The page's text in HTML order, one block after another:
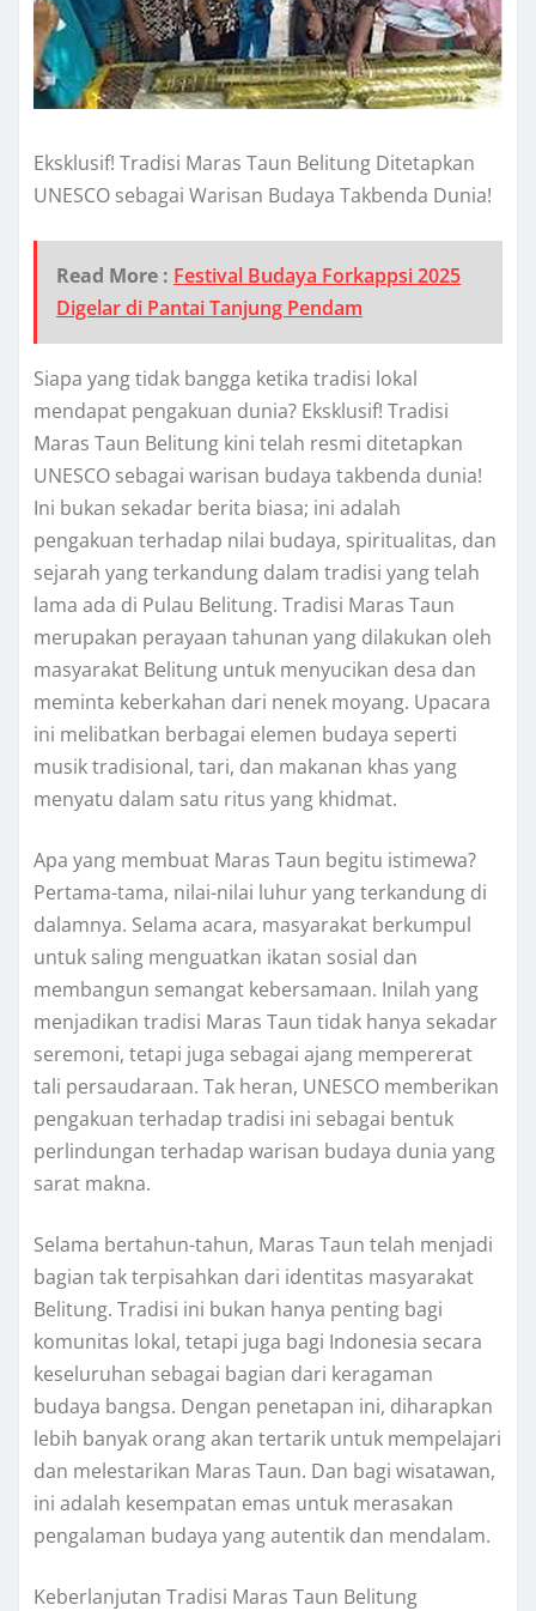
Eksklusif! Tradisi Maras Taun Belitung Ditetapkan
UNESCO sebagai Warisan Budaya Takbenda Dunia!
Read More : Festival Budaya Forkappsi 2025
Digelar di Pantai Tanjung Pendam
Siapa yang tidak bangga ketika tradisi lokal
mendapat pengakuan dunia? Eksklusif! Tradisi
Maras Taun Belitung kini telah resmi ditetapkan
UNESCO sebagai warisan budaya takbenda dunia!
Ini bukan sekadar berita biasa; ini adalah
pengakuan terhadap nilai budaya, spiritualitas, dan
sejarah yang terkandung dalam tradisi yang telah
lama ada di Pulau Belitung. Tradisi Maras Taun
merupakan perayaan tahunan yang dilakukan oleh
masyarakat Belitung untuk menyucikan desa dan
meminta keberkahan dari nenek moyang. Upacara
ini melibatkan berbagai elemen budaya seperti
musik tradisional, tari, dan makanan khas yang
menyatu dalam satu ritus yang khidmat.
Apa yang membuat Maras Taun begitu istimewa?
Pertama-tama, nilai-nilai luhur yang terkandung di
dalamnya. Selama acara, masyarakat berkumpul
untuk saling menguatkan ikatan sosial dan
membangun semangat kebersamaan. Inilah yang
menjadikan tradisi Maras Taun tidak hanya sekadar
seremoni, tetapi juga sebagai ajang mempererat
tali persaudaraan. Tak heran, UNESCO memberikan
pengakuan terhadap tradisi ini sebagai bentuk
perlindungan terhadap warisan budaya dunia yang
sarat makna.
Selama bertahun-tahun, Maras Taun telah menjadi
bagian tak terpisahkan dari identitas masyarakat
Belitung. Tradisi ini bukan hanya penting bagi
komunitas lokal, tetapi juga bagi Indonesia secara
keseluruhan sebagai bagian dari keragaman
budaya bangsa. Dengan penetapan ini, diharapkan
lebih banyak orang akan tertarik untuk mempelajari
dan melestarikan Maras Taun. Dan bagi wisatawan,
ini adalah kesempatan emas untuk merasakan
pengalaman budaya yang autentik dan mendalam.
Keberlanjutan Tradisi Maras Taun Belitung